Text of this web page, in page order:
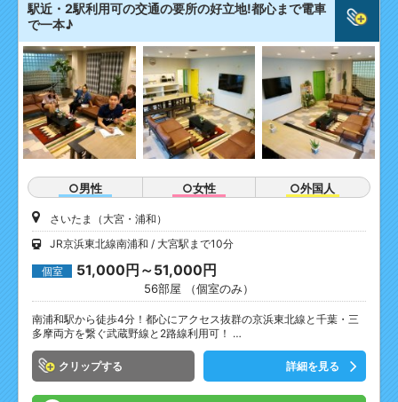
駅近・2駅利用可の交通の要所の好立地!都心まで電車
で一本♪
○男性 ○女性 ○外国人
さいたま（大宮・浦和）
JR京浜東北線南浦和
大宮駅まで10分
個室 51,000円～51,000円
56部屋 （個室のみ）
南浦和駅から徒歩4分！都心にアクセス抜群の京浜東北線と千葉・三
多摩両方を繋ぐ武蔵野線と2路線利用可！ …
クリップ 詳細を見る